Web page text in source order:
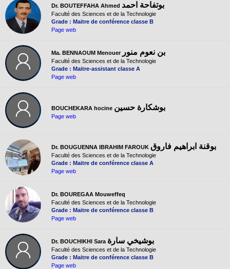
Dr. BOUTEFFAHA Ahmed بوتفاحة احمد
Faculté des Sciences et de la Technologie
Grade : Maitre de conférence classe B
Page web
Ma. BENNAOUM Menouer بن نعوم منور
Faculté des Sciences et de la Technologie
Grade : Maitre-assistant classe A
Page web
BOUCHEKARA hocine بوشكارة حسين
Page web
Dr. BOUGUENNA IBRAHIM FAROUK بوقنة ابراهيم فاروق
Faculté des Sciences et de la Technologie
Grade : Maitre de conférence classe A
Page web
Dr. BOUREGAA Mouweffeq
Faculté des Sciences et de la Technologie
Grade : Maitre de conférence classe B
Page web
Dr. BOUCHIKHI Sara بوشيخي سارة
Faculté des Sciences et de la Technologie
Grade : Maitre de conférence classe B
Page web